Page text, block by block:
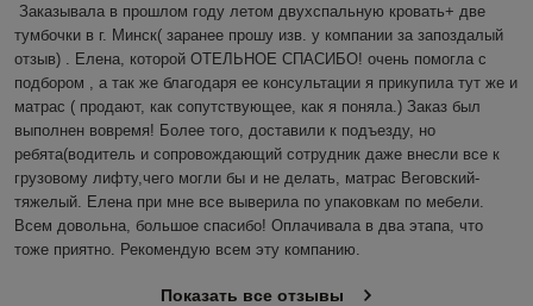
Заказывала в прошлом году летом двухспальную кровать+ две
тумбочки в г. Минск( заранее прошу изв. у компании за запоздалый
отзыв) . Елена, которой ОТЕЛЬНОЕ СПАСИБО! очень помогла с
подбором , а так же благодаря ее консультации я прикупила тут же и
матрас ( продают, как сопутствующее, как я поняла.) Заказ был
выполнен вовремя! Более того, доставили к подъезду, но
ребята(водитель и сопровождающий сотрудник даже внесли все к
грузовому лифту,чего могли бы и не делать, матрас Веговский-
тяжелый. Елена при мне все выверила по упаковкам по мебели.
Всем довольна, большое спасибо! Оплачивала в два этапа, что
тоже приятно. Рекомендую всем эту компанию.
Показать все отзывы